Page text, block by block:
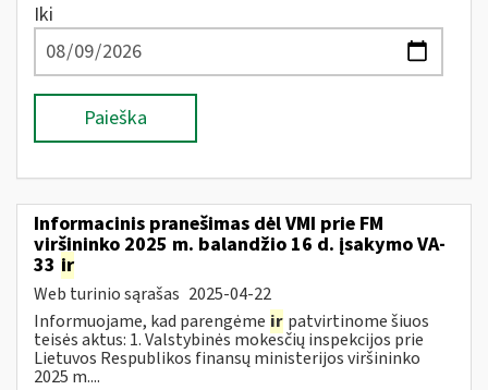
Iki
Paieška
Informacinis pranešimas dėl VMI prie FM
viršininko 2025 m. balandžio 16 d. įsakymo VA-
33 ir
Web turinio sąrašas 2025-04-22
Informuojame, kad parengėme ir patvirtinome šiuos
teisės aktus: 1. Valstybinės mokesčių inspekcijos prie
Lietuvos Respublikos finansų ministerijos viršininko
2025 m....